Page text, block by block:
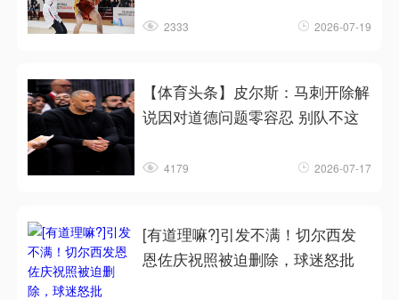
2333 2026-07-19
【体育头条】皮尔斯：马刺开除解
说因对道德问题零容忍 别队不这
4179 2026-07-17
[有道理嘛?]引发不满！切尔西发
恩佐庆祝照被迫删除，球迷怒批